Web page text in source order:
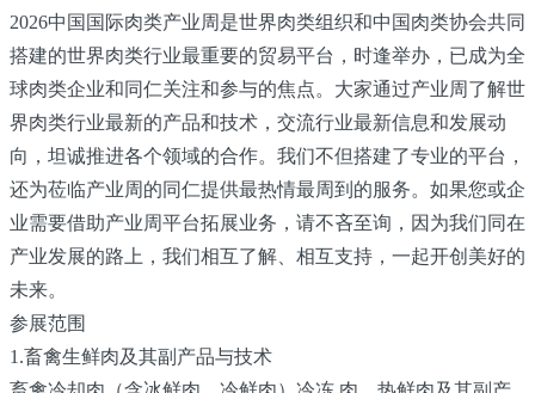
2026中国国际肉类产业周是世界肉类组织和中国肉类协会共同
搭建的世界肉类行业最重要的贸易平台，时逢举办，已成为全
球肉类企业和同仁关注和参与的焦点。大家通过产业周了解世
界肉类行业最新的产品和技术，交流行业最新信息和发展动
向，坦诚推进各个领域的合作。我们不但搭建了专业的平台，
还为莅临产业周的同仁提供最热情最周到的服务。如果您或企
业需要借助产业周平台拓展业务，请不吝至询，因为我们同在
产业发展的路上，我们相互了解、相互支持，一起开创美好的
未来。
参展范围
1.畜禽生鲜肉及其副产品与技术